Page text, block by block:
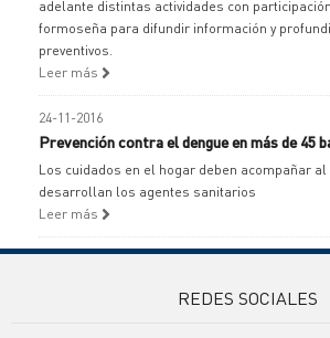
adelante distintas actividades con
formoseña para difundir información y
preventivos.
Leer más
24-11-2016
Prevención contra el dengue en más de 45
Los cuidados en el hogar deben acompañar
desarrollan los agentes sanitarios
Leer más
REDES SOCIALES